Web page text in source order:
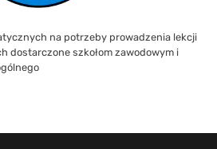
na potrzeby prowadzenia lekcji
dostarczone szkołom zawodowym i